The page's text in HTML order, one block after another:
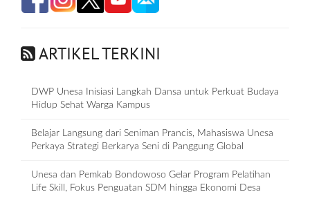
ARTIKEL TERKINI
DWP Unesa Inisiasi Langkah Dansa untuk Perkuat Budaya
Hidup Sehat Warga Kampus
Belajar Langsung dari Seniman Prancis, Mahasiswa Unesa
Perkaya Strategi Berkarya Seni di Panggung Global
Unesa dan Pemkab Bondowoso Gelar Program Pelatihan
Life Skill, Fokus Penguatan SDM hingga Ekonomi Desa